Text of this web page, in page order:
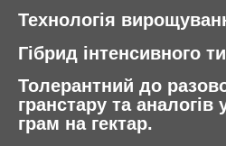
Технологія
Гібрид інтенсивного
Толерантний до
гранстару та аналогів
грам на гектар.